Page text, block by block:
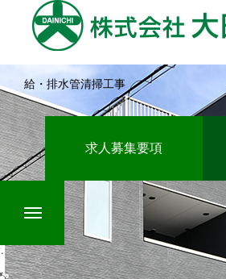
給・排水管清掃工事
求人募集要項
HOME
業務案内